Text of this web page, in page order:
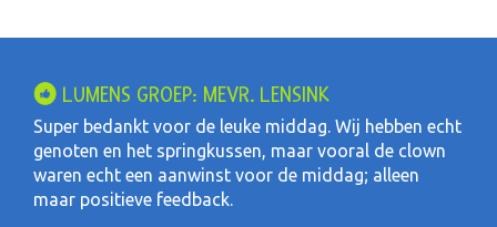
LUMENS GROEP: MEVR. LENSINK
Super bedankt voor de leuke middag. Wij hebben echt
genoten en het springkussen, maar vooral de clown
waren echt een aanwinst voor de middag; alleen
maar positieve feedback.